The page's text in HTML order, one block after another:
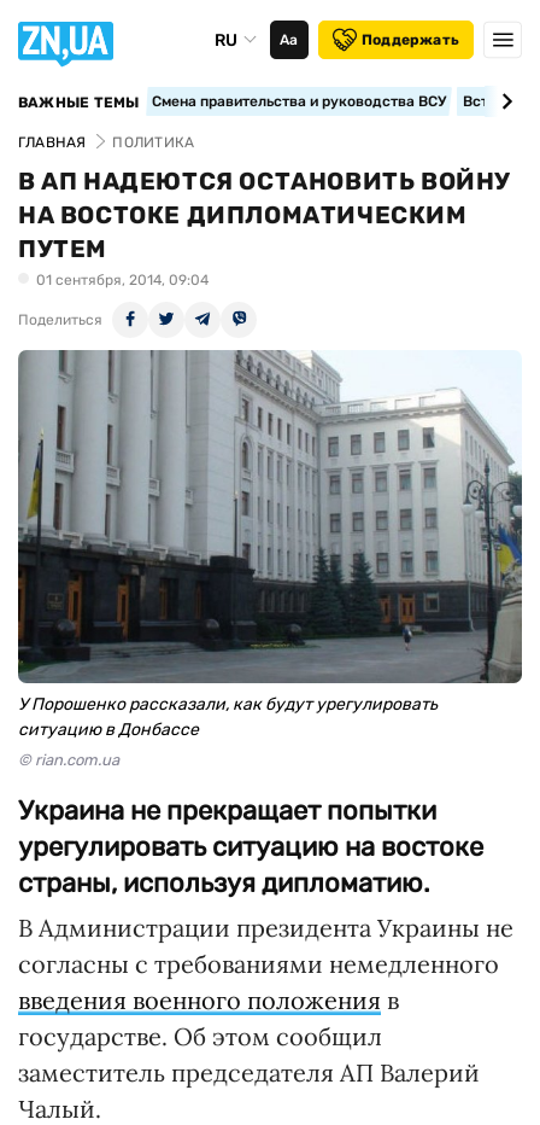
RU Аа Поддержать
ВАЖНЫЕ ТЕМЫ Смена правительства и руководства ВСУ
ГЛАВНАЯ ПОЛИТИКА
В АП НАДЕЮТСЯ ОСТАНОВИТЬ ВОЙНУ
НА ВОСТОКЕ ДИПЛОМАТИЧЕСКИМ
ПУТЕМ
01 сентября, 2014, 09:04
Поделиться
У Порошенко рассказали, как будут урегулировать
ситуацию в Донбассе
© rian.com.ua
Украина не прекращает попытки
урегулировать ситуацию на востоке
страны, используя дипломатию.
В Администрации президента Украины не
согласны с требованиями немедленного
введения военного положения в
государстве. Об этом сообщил
заместитель председателя АП Валерий
Чалый.